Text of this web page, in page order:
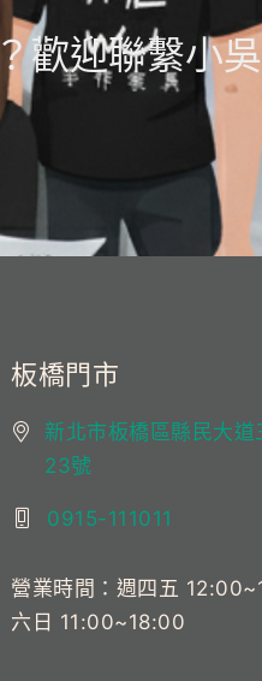
歡迎聯繫小
板橋門市
新北市板橋區縣民大道
23號
0915-111011
營業時間：週四五
六日 11:00~18:00